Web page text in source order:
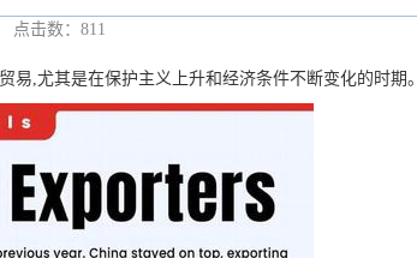
击数： 811
,尤其是在保护主义上升和经济条件不断变化的时期。